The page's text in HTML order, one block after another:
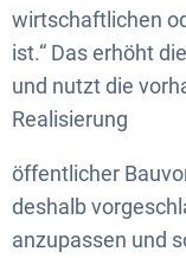
wirtschaftlichen
ist.“ Das erhöht
und nutzt die
Realisierung
öffentlicher
deshalb
anzupassen und